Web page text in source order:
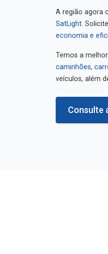
A região agora
SatLight
.
economia e
Temos a
caminhões
veículos, além
Consulte